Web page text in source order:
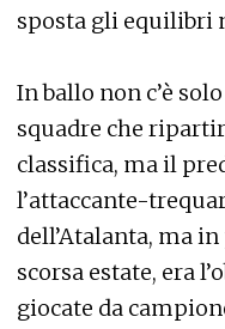
sposta gli equilibri
In ballo non c’è
squadre che
classifica, ma il
l’attaccante-
dell’Atalanta, ma
scorsa estate, era
giocate da